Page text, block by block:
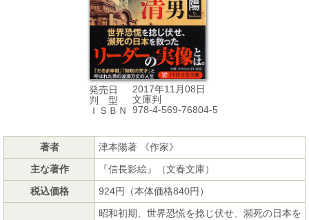
発売日
2017年11月08日
判 型
文庫判
ＩＳＢＮ
978-4-569-76804-5
著者
津本陽著 《作家》
主な著作
『信長影絵』（文春文庫）
税込価格
924円（本体価格840円）
昭和初期、世界恐慌を捻じ伏せ、瀕死の日本を